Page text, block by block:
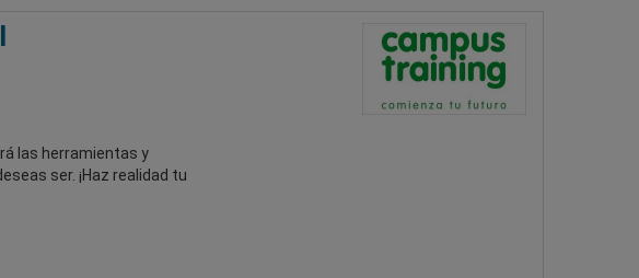
las herramientas y
ser. ¡Haz realidad tu